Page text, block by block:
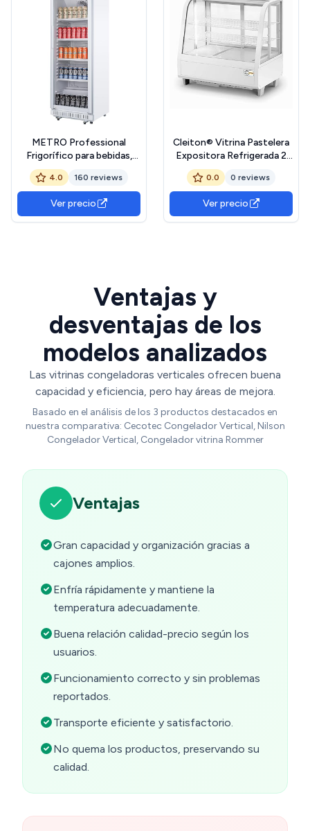
METRO Professional
Frigorífico para bebidas,
GSC2360C, metal/vidrio,
62x64x193.5 cm,
refrigeración por
ventilación, 347L, 180W,
con cerradura, blanco
4.0 160 reviews
Ver precio
Cleiton® Vitrina Pastelera
Expositora Refrigerada 2
Estantes con 2 Puertas
Correderas Blanca 100
Litros Ventilada | Vitrina
Sobremesa Cristal Curvado
0.0 0 reviews
Ver precio
Ventajas y
desventajas de los
modelos analizados
Las vitrinas congeladoras verticales ofrecen buena
capacidad y eficiencia, pero hay áreas de mejora.
Basado en el análisis de los 3 productos destacados en
nuestra comparativa: Cecotec Congelador Vertical, Nilson
Congelador Vertical, Congelador vitrina Rommer
Ventajas
Gran capacidad y organización gracias a
cajones amplios.
Enfría rápidamente y mantiene la
temperatura adecuadamente.
Buena relación calidad-precio según los
usuarios.
Funcionamiento correcto y sin problemas
reportados.
Transporte eficiente y satisfactorio.
No quema los productos, preservando su
calidad.